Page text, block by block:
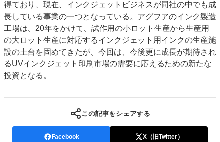
得ており、現在、インクジェットビジネスが同社の中でも成
長している事業の一つとなっている。アグフアのインク製造
工場は、20年をかけて、試作用の小ロット生産から生産用
の大ロット生産に対応するインクジェット用インクの生産施
設の土台を固めてきたが、今回は、今後更に成長が期待され
るUVインクジェット印刷市場の需要に応えるための新たな
投資となる。
この記事をシェアする
Facebook X（旧Twitter）